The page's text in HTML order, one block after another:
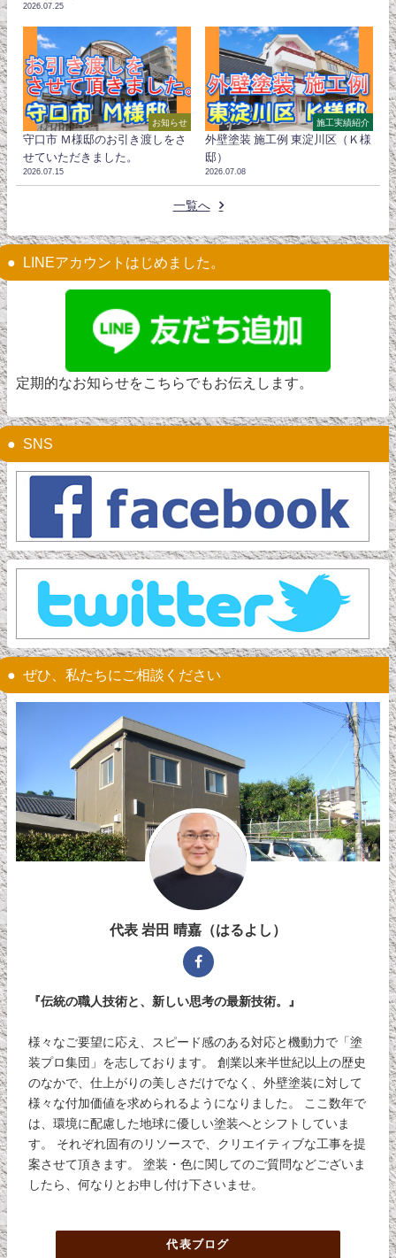
2026.07.25
お知らせ
守口市 Ｍ様邸のお引き渡しをさ
せていただきました。
2026.07.15
施工実績紹介
外壁塗装 施工例 東淀川区（Ｋ様
邸）
2026.07.08
一覧へ
LINEアカウントはじめました。
定期的なお知らせをこちらでもお伝えします。
SNS
ぜひ、私たちにご相談ください
代表 岩田 晴嘉（はるよし）
『伝統の職人技術と、新しい思考の最新技術。』
様々なご要望に応え、スピード感のある対応と機動力で「塗
装プロ集団」を志しております。 創業以来半世紀以上の歴史
のなかで、仕上がりの美しさだけでなく、外壁塗装に対して
様々な付加価値を求められるようになりました。 ここ数年で
は、環境に配慮した地球に優しい塗装へとシフトしていま
す。 それぞれ固有のリソースで、クリエイティブな工事を提
案させて頂きます。 塗装・色に関してのご質問などございま
したら、何なりとお申し付け下さいませ。
代表ブログ